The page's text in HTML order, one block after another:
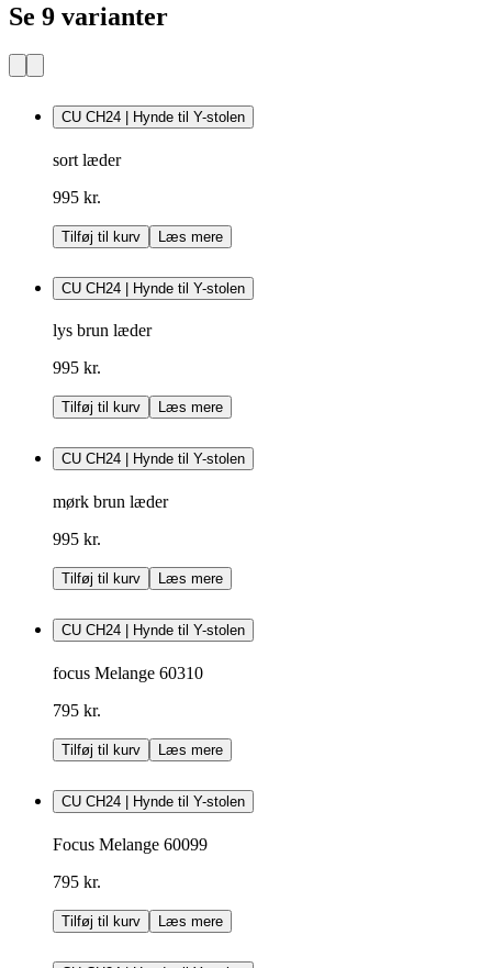
Se 9 varianter
CU CH24 | Hynde til Y-stolen
sort læder
995 kr.
Tilføj til kurv Læs mere
CU CH24 | Hynde til Y-stolen
lys brun læder
995 kr.
Tilføj til kurv Læs mere
CU CH24 | Hynde til Y-stolen
mørk brun læder
995 kr.
Tilføj til kurv Læs mere
CU CH24 | Hynde til Y-stolen
focus Melange 60310
795 kr.
Tilføj til kurv Læs mere
CU CH24 | Hynde til Y-stolen
Focus Melange 60099
795 kr.
Tilføj til kurv Læs mere